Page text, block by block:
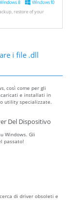
restore of your
i file .dll
così come per gli
e installati in
utility specializzate.
Del Dispositivo
Windows. Gli
passato!
di driver obsoleti e